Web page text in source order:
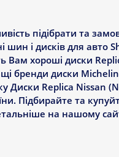
підібрати та
шин і дисків для авто
хороші диски
бренди диски
Диски Replica Nissan
Підбирайте та
на нашому